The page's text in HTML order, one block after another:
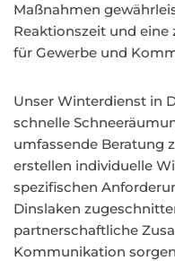
Maßnahmen
Reaktionszeit und eine
für Gewerbe und
Unser Winterdienst in
schnelle
umfassende Beratung
erstellen individuelle
spezifischen
Dinslaken
partnerschaftliche
Kommunikation